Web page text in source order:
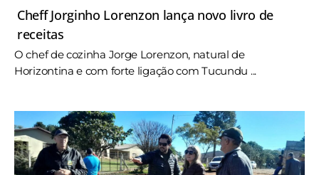
Cheff Jorginho Lorenzon lança novo livro de
receitas
O chef de cozinha Jorge Lorenzon, natural de
Horizontina e com forte ligação com Tucundu ...